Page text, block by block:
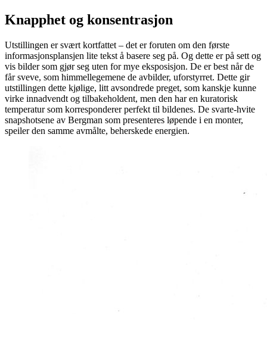
Knapphet og konsentrasjon
Utstillingen er svært kortfattet – det er foruten om den første
informasjonsplansjen lite tekst å basere seg på. Og dette er på sett og
vis bilder som gjør seg uten for mye eksposisjon. De er best når de
får sveve, som himmellegemene de avbilder, uforstyrret. Dette gir
utstillingen dette kjølige, litt avsondrede preget, som kanskje kunne
virke innadvendt og tilbakeholdent, men den har en kuratorisk
temperatur som korresponderer perfekt til bildenes. De svarte-hvite
snapshotsene av Bergman som presenteres løpende i en monter,
speiler den samme avmålte, beherskede energien.